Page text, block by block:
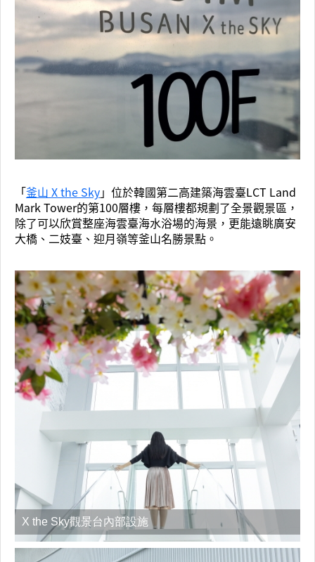
「釜山 X the Sky」位於韓國第二高建築海雲臺LCT Land
Mark Tower的第100層樓，每層樓都規劃了全景觀景區，
除了可以欣賞整座海雲臺海水浴場的海景，更能遠眺廣安
大橋、二妓臺、迎月嶺等釜山名勝景點。
X the Sky觀景台內部設施